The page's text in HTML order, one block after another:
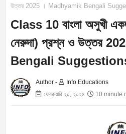
উত্তর 2025 । Madhyamik Bengali
Class 10 বাংলা অসুখী
নেরুদা) প্রশ্ন ও উত্তর
Bengali
Author -
Info Educations
ফেব্রুয়ারি ২০, ২০২৪
10 minute